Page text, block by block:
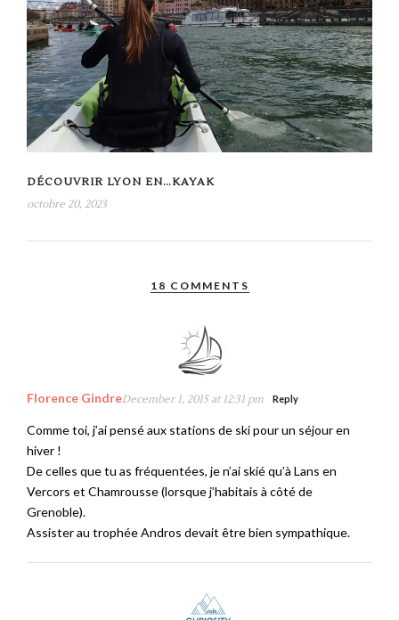
DÉCOUVRIR LYON EN…KAYAK
octobre 20, 2023
18 COMMENTS
Florence GindreDecember 1, 2015 at 12:31 pm Reply
Comme toi, j’ai pensé aux stations de ski pour un séjour en
hiver !
De celles que tu as fréquentées, je n’ai skié qu’à Lans en
Vercors et Chamrousse (lorsque j’habitais à côté de
Grenoble).
Assister au trophée Andros devait être bien sympathique.